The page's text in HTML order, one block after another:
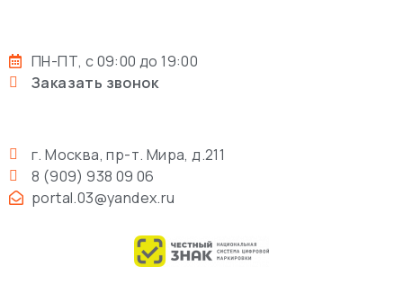
ПН-ПТ, с 09:00 до 19:00
Заказать звонок
г. Москва, пр-т. Мира, д.211
8 (909) 938 09 06
portal.03@yandex.ru